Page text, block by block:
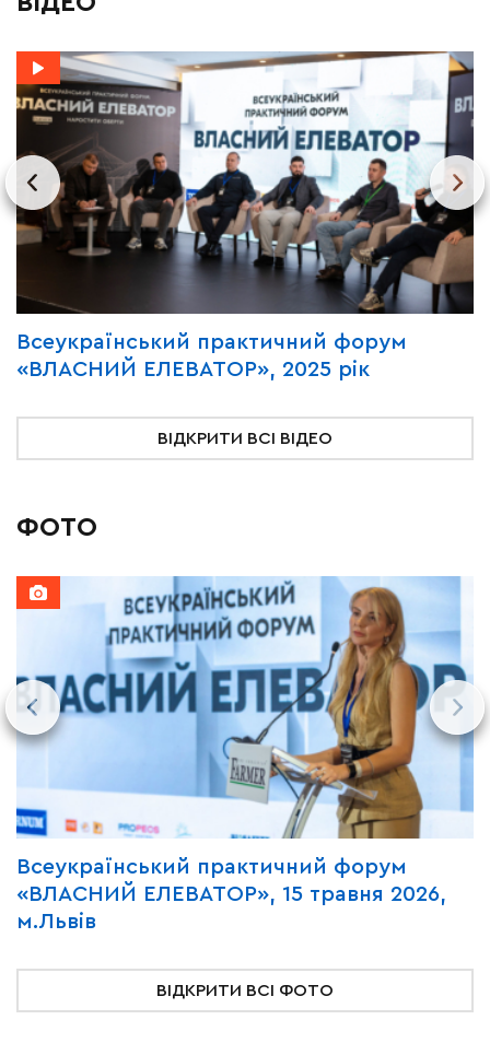
Всеукраїнський практичний форум
«ВЛАСНИЙ ЕЛЕВАТОР», 2025 рік
ВІДКРИТИ ВСІ ВІДЕО
ФОТО
Всеукраїнський практичний форум
«ВЛАСНИЙ ЕЛЕВАТОР», 15 травня 2026,
м.Львів
ВІДКРИТИ ВСІ ФОТО